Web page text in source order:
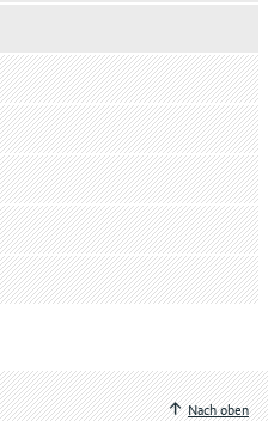
Nach oben